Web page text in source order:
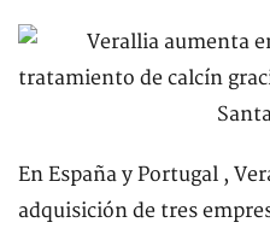
En España y Portugal ,
adquisición de tres